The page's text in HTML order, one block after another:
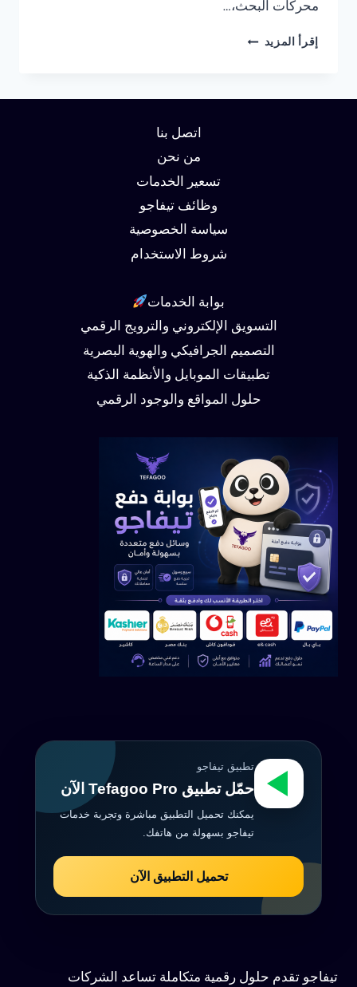
محركات البحث،…
إقرأ المزيد شركة
اتصل بنا
من نحن
تسعير الخدمات
وظائف تيفاجو
سياسة الخصوصية
شروط الاستخدام
بوابة الخدمات
التسويق الإلكتروني والترويج الرقمي
التصميم الجرافيكي والهوية البصرية
تطبيقات الموبايل والأنظمة الذكية
حلول المواقع والوجود الرقمي
تطبيق تيفاجو
حمّل تطبيق Tefagoo Pro الآن
يمكنك تحميل التطبيق مباشرة وتجربة خدمات
تيفاجو بسهولة من هاتفك.
تحميل التطبيق الآن
تيفاجو تقدم حلول رقمية متكاملة تساعد الشركات